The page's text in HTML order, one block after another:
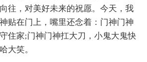
往，对美好未来的祝愿。今天，我
贴在门上，嘴里还念着：门神门神
住家;门神门神扛大刀，小鬼大鬼快
大笑。